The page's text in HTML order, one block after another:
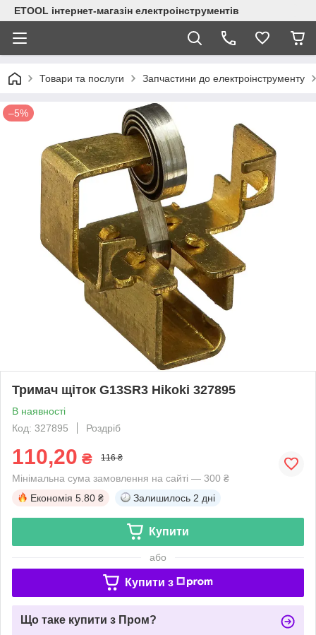
ETOOL інтернет-магазін електроінструментів
Товари та послуги Запчастини до електроінструменту
–5%
Тримач щіток G13SR3 Hikoki 327895
В наявності
Код: 327895
Роздріб
110,20 ₴ 116 ₴
Мінімальна сума замовлення на сайті — 300 ₴
Економія 5.80 ₴ Залишилось 2 дні
Купити
або
Купити з
Що таке купити з Пром?